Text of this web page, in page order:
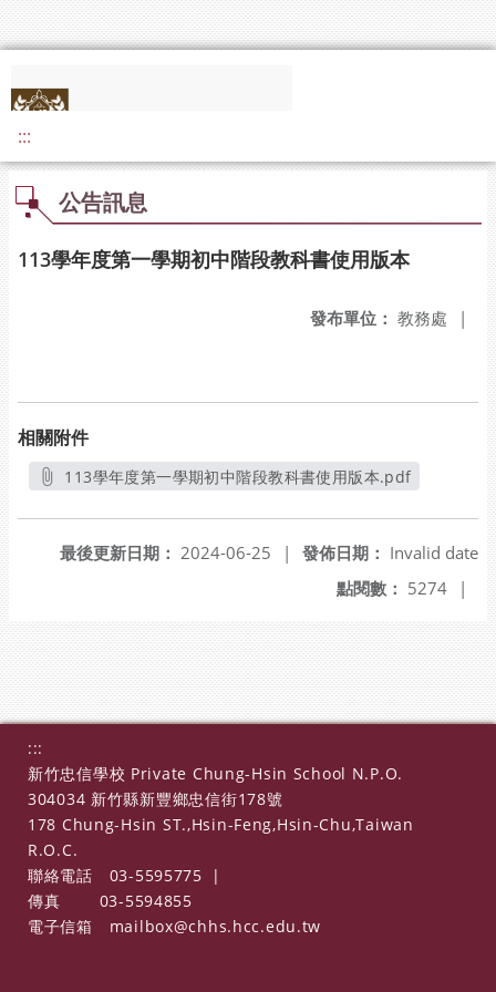
:::
公告訊息
113學年度第一學期初中階段教科書使用版本
發布單位： 教務處 |
相關附件
113學年度第一學期初中階段教科書使用版本.pdf
發佈日期： Invalid date
最後更新日期： 2024-06-25
|
點閱數： 5274 |
:::
新竹忠信學校 Private Chung-Hsin School N.P.O.
304034 新竹縣新豐鄉忠信街178號
178 Chung-Hsin ST.,Hsin-Feng,Hsin-Chu,Taiwan
R.O.C.
聯絡電話
03-5595775
|
傳真
03-5594855
電子信箱
mailbox@chhs.hcc.edu.tw